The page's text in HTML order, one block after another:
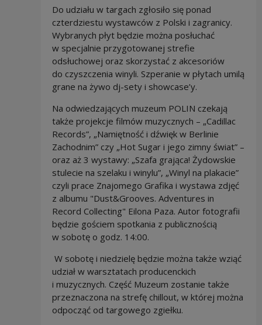
Do udziału w targach zgłosiło się ponad
czterdziestu wystawców z Polski i zagranicy.
Wybranych płyt będzie można posłuchać
w specjalnie przygotowanej strefie
odsłuchowej oraz skorzystać z akcesoriów
do czyszczenia winyli. Szperanie w płytach umilą
grane na żywo dj-sety i showcase’y.
Na odwiedzających muzeum POLIN czekają
także projekcje filmów muzycznych – „Cadillac
Records”, „Namiętność i dźwięk w Berlinie
Zachodnim” czy „Hot Sugar i jego zimny świat” –
oraz aż 3 wystawy: „Szafa grająca! Żydowskie
stulecie na szelaku i winylu”, „Winyl na plakacie”
czyli prace Znajomego Grafika i wystawa zdjęć
z albumu "Dust&Grooves. Adventures in
Record Collecting" Eilona Paza. Autor fotografii
będzie gościem spotkania z publicznością
w sobotę o godz. 14:00.
W sobotę i niedzielę będzie można także wziąć
udział w warsztatach producenckich
i muzycznych. Część Muzeum zostanie także
przeznaczona na strefę chillout, w której można
odpocząć od targowego zgiełku.